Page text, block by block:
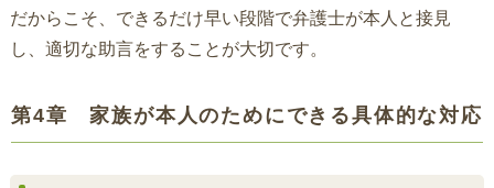
だからこそ、できるだけ早い段階で弁護士が本人と接見
し、適切な助言をすることが大切です。
第4章 家族が本人のためにできる具体的な対応